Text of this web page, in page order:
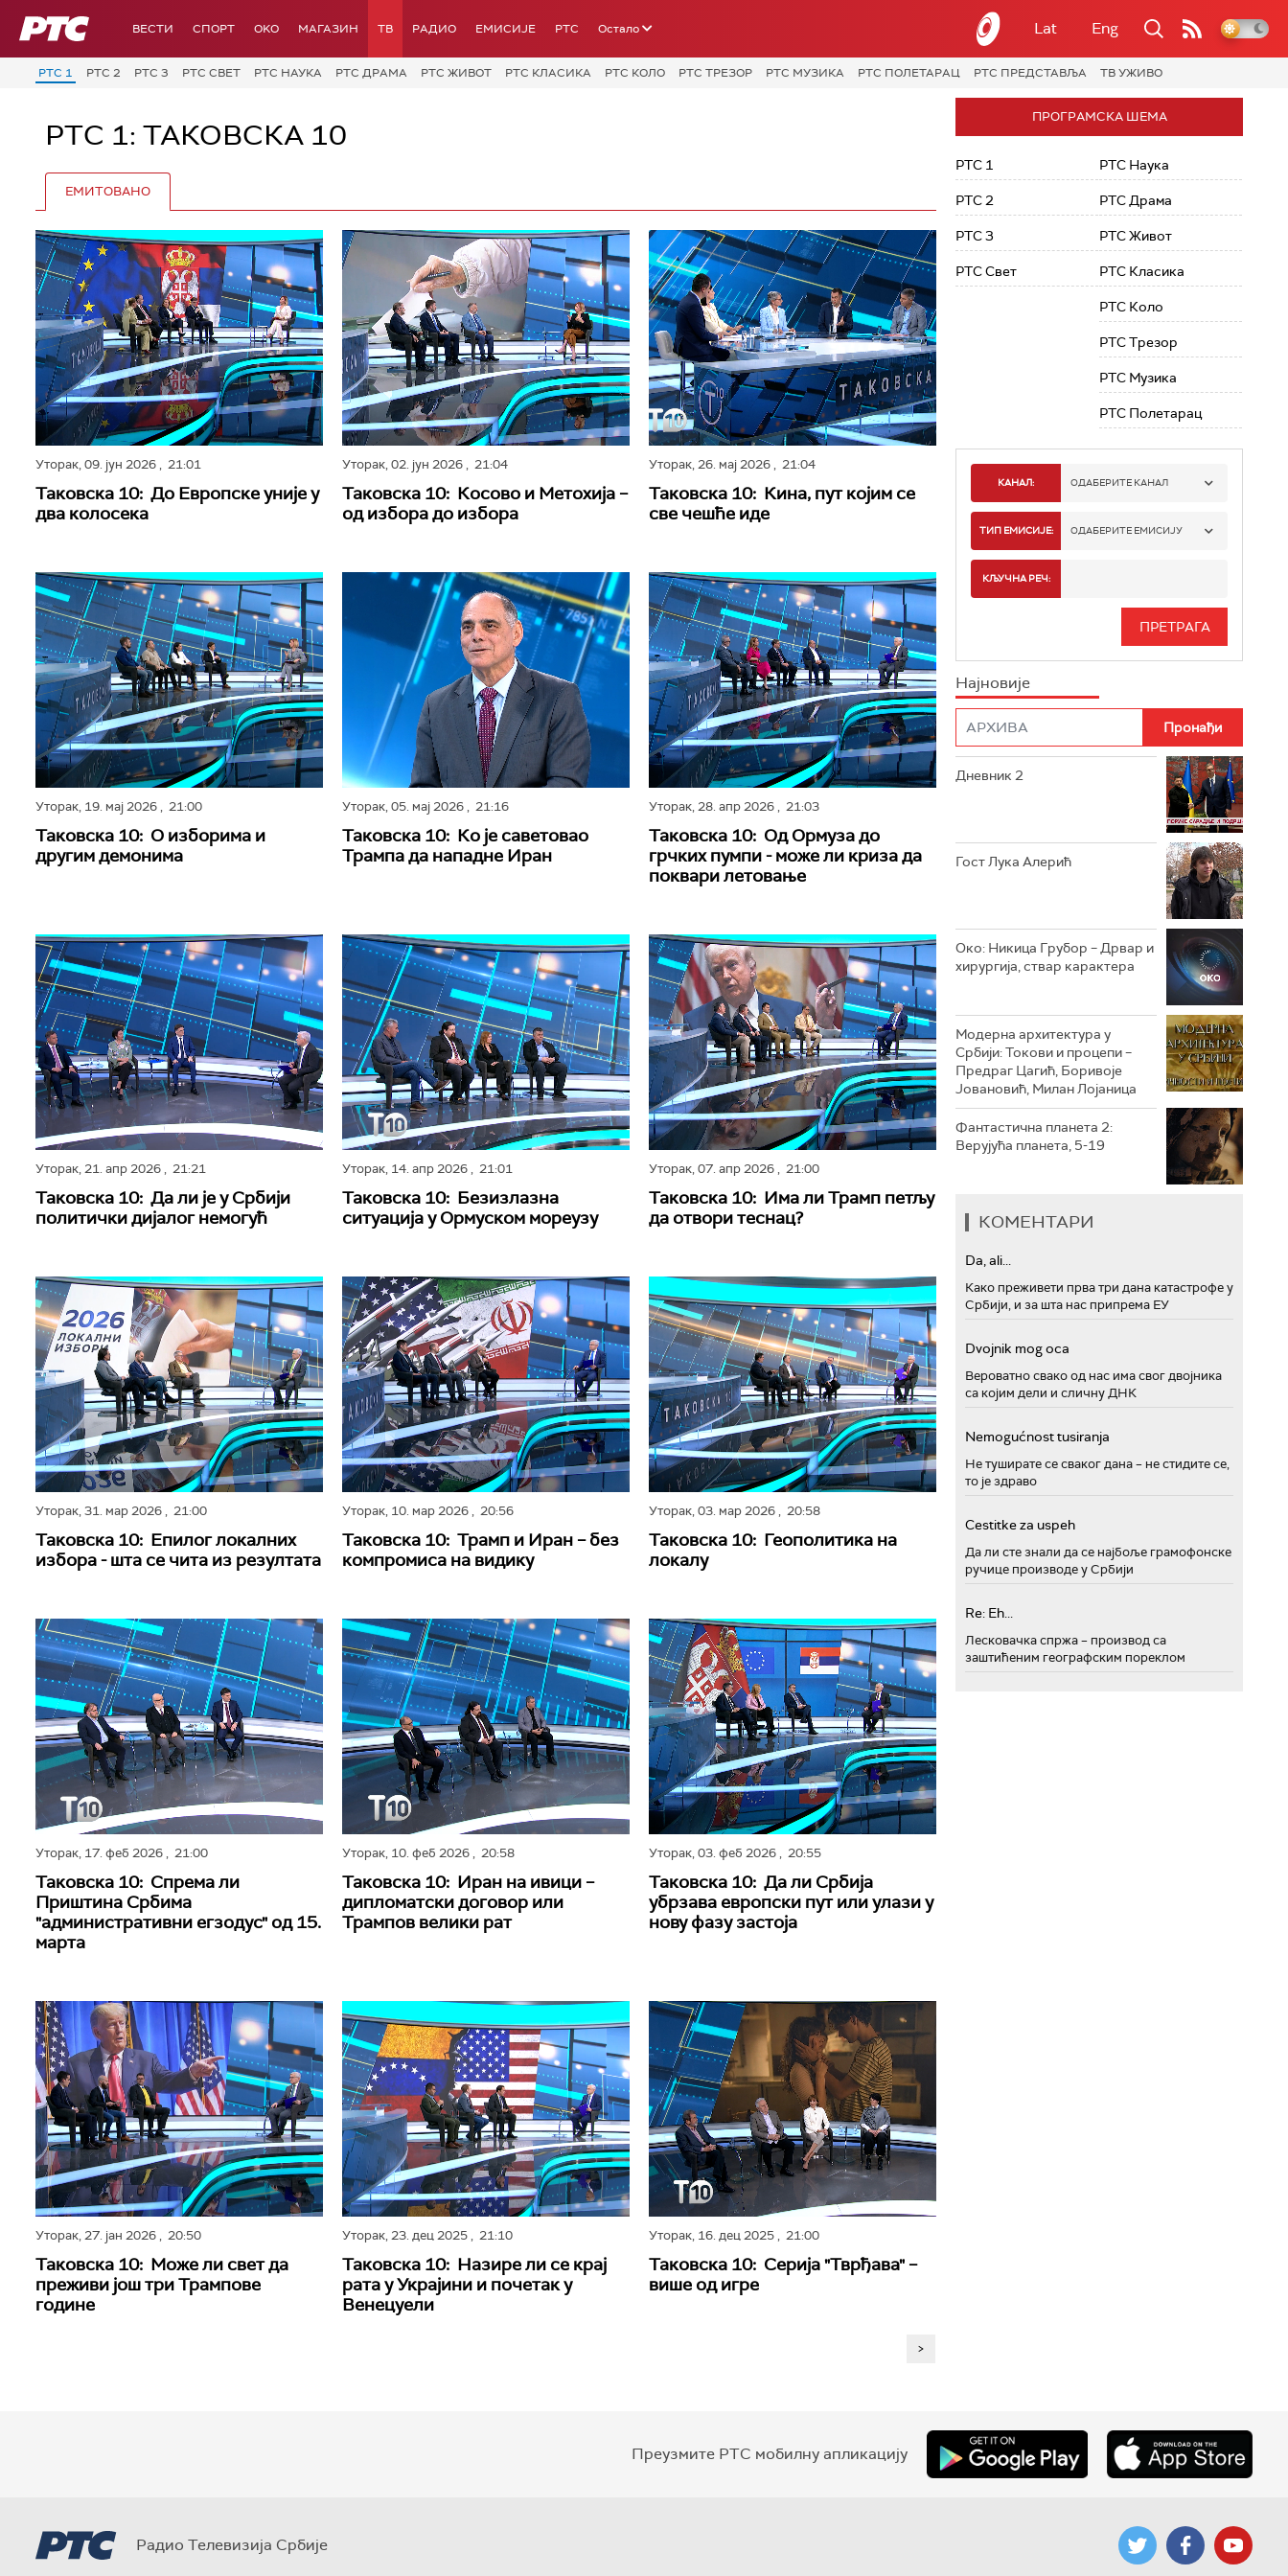
РТС ВЕСТИ СПОРТ OKO МАГАЗИН ТВ РАДИО ЕМИСИЈЕ РТС Остало Lat Eng
РТС 1 РТС 2 РТС 3 РТС СВЕТ РТС НАУКА РТС ДРАМА РТС ЖИВОТ РТС КЛАСИКА РТС КОЛО РТС ТРЕЗОР РТС МУЗИКА РТС ПОЛЕТАРАЦ РТС ПРЕДСТАВЉА ТВ УЖИВО
РТС 1: ТАКОВСКА 10
ЕМИТОВАНО
Уторак,09. јун 2026, 21:01
Таковска 10: До Европске уније у
два колосека
Уторак,02. јун 2026, 21:04
Таковска 10: Косово и Метохија –
од избора до избора
Уторак,26. мај 2026, 21:04
Таковска 10: Кина, пут којим се
све чешће иде
Уторак, 19. мај 2026, 21:00
Таковска 10: О изборима и
другим демонима
Уторак,05. мај 2026, 21:16
Таковска 10: Ко је саветовао
Трампа да нападне Иран
Уторак,28. апр 2026, 21:03
Таковска 10: Од Ормуза до
грчких пумпи - може ли криза да
поквари летовање
Уторак,21. апр 2026, 21:21
Таковска 10: Да ли је у Србији
политички дијалог немогућ
Уторак, 14. апр 2026, 21:01
Таковска 10: Безизлазна
ситуација у Ормуском мореузу
Уторак,07. апр 2026, 21:00
Таковска 10: Има ли Трамп петљу
да отвори теснац?
Уторак,31. мар 2026, 21:00
Таковска 10: Епилог локалних
избора - шта се чита из резултата
Уторак, 10. мар 2026, 20:56
Таковска 10: Трамп и Иран – без
компромиса на видику
Уторак,03. мар 2026, 20:58
Таковска 10: Геополитика на
локалу
Уторак, 17. феб 2026, 21:00
Таковска 10: Спрема ли
Приштина Србима
"административни егзодус" од 15.
марта
Уторак, 10. феб 2026, 20:58
Таковска 10: Иран на ивици –
дипломатски договор или
Трампов велики рат
Уторак,03. феб 2026, 20:55
Таковска 10: Да ли Србија
убрзава европски пут или улази у
нову фазу застоја
Уторак,27. јан 2026, 20:50
Таковска 10: Може ли свет да
преживи још три Трампове
године
Уторак,23. дец 2025, 21:10
Таковска 10: Назире ли се крај
рата у Украјини и почетак у
Венецуели
Уторак, 16. дец 2025, 21:00
Таковска 10: Серија "Тврђава" –
више од игре
>
ПРОГРАМСКА ШЕМА
РТС 1
РТС 2
РТС 3
РТС Свет
РТС Наука
РТС Драма
РТС Живот
РТС Класика
РТС Коло
РТС Трезор
РТС Музика
РТС Полетарац
КАНАЛ: ОДАБЕРИТЕ КАНАЛ
РТС 1
РТС 3
РТС КЛАСИКА
РТС ТРЕЗОР
РТС ПОЛЕТАРАЦ
ТИП ЕМИСИЈЕ: ОДАБЕРИТЕ ЕМИСИЈУ
КЉУЧНА РЕЧ:
Најновије
Дневник 2
Гост Лука Алерић
Око: Никица Грубор – Дрвар и
хирургија, ствар карактера
Модерна архитектура у
Србији: Токови и процепи –
Предраг Цагић, Боривоје
Јовановић, Милан Лојаница
Фантастична планета 2:
Верујућа планета, 5-19
КОМЕНТАРИ
Da, ali...
Како преживети прва три дана катастрофе у
Србији, и за шта нас припрема ЕУ
Dvojnik mog oca
Вероватно свако од нас има свог двојника
са којим дели и сличну ДНК
Nemogućnost tusiranja
Не туширате се сваког дана – не стидите се,
то је здраво
Cestitke za uspeh
Да ли сте знали да се најбоље грамофонске
ручице производе у Србији
Re: Eh...
Лесковачка спржа – производ са
заштићеним географским пореклом
Преузмите РТС мобилну апликацију
Радио Телевизија Србије